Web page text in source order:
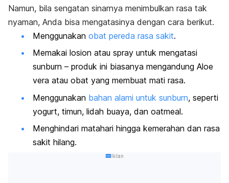
Namun, bila sengatan sinarnya menimbulkan rasa tak
nyaman, Anda bisa mengatasinya dengan cara berikut.
Menggunakan obat pereda rasa sakit.
Memakai losion atau spray untuk mengatasi
sunburn – produk ini biasanya mengandung Aloe
vera atau obat yang membuat mati rasa.
Menggunakan bahan alami untuk sunburn, seperti
yogurt, timun, lidah buaya, dan oatmeal.
Menghindari matahari hingga kemerahan dan rasa
sakit hilang.
Iklan